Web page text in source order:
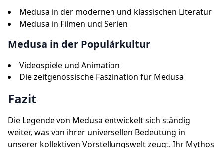
Medusa in der modernen und klassischen Literatur
Medusa in Filmen und Serien
Medusa in der Populärkultur
Videospiele und Animation
Die zeitgenössische Faszination für Medusa
Fazit
Die Legende von Medusa entwickelt sich ständig
weiter, was von ihrer universellen Bedeutung in
unserer kollektiven Vorstellungswelt zeugt. Ihr Mythos